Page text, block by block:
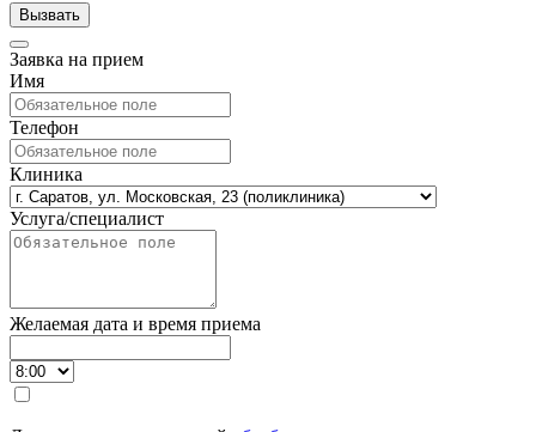
Заявка на прием
Имя
Телефон
Клиника
Услуга/специалист
Желаемая дата и время приема